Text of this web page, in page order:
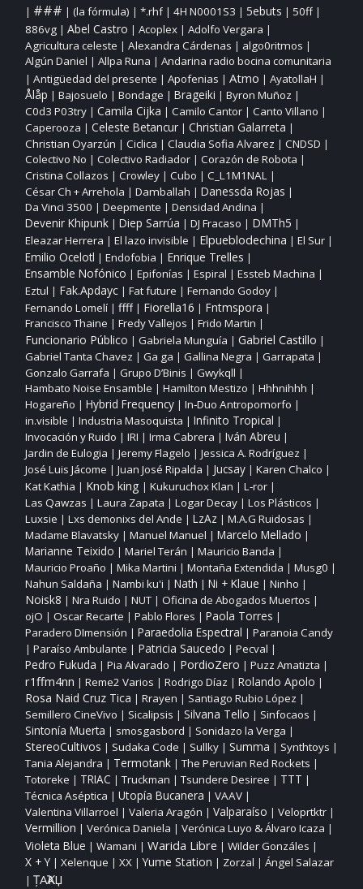
| ### | (la fórmula) | *.rhf| 4H N0001S3 | 5ebuts | 50ff|
886vg| Abel Castro | Acoplex| Adolfo Vergara |
Agricultura celeste | Alexandra Cárdenas | algo0ritmos |
Algún Daniel | Allpa Runa | Andarina radio bocina comunitaria
| Antigüedad del presente | Apofenias | Atmo | AyatollaH |
Ålåp | Bajosuelo | Bondage | Brageiki | Byron Muñoz |
C0d3 P03try| Camila Cijka | Camilo Cantor| Canto Villano |
Caperooza | Celeste Betancur| Christian Galarreta |
Christian Oyarzún | Ciclica | Claudia Sofia Alvarez | CNDSD |
Colectivo No | Colectivo Radiador| Corazón de Robota |
Cristina Collazos | Crowley| Cubo | C_L1M1NAL |
César Ch + Arrehola | Damballah | Danessda Rojas |
Da Vinci 3500 | Deepmente | Densidad Andina |
Devenir Khipunk| Diep Sarrúa | DJ Fracaso | DMTh5 |
Eleazar Herrera | El lazo invisible | Elpueblodechina | El Sur|
Emilio Ocelotl | Endofobia | Enrique Trelles |
Ensamble Nofónico | Epifonías | Espiral | Essteb Machina |
Eztul | Fak.Apdayc| Fat future | Fernando Godoy|
Fernando Lomelí| ffff| Fiorella16 | Fntmspora |
Francisco Thaine | Fredy Vallejos | Frido Martin |
Funcionario Público | Gabriela Munguía | Gabriel Castillo |
Gabriel Tanta Chavez | Ga ga | Gallina Negra | Garrapata |
Gonzalo Garrafa | Grupo D’Binis | Gwykqll |
Hambato Noise Ensamble | Hamilton Mestizo | Hhhnihhh |
Hogareño | Hybrid Frequency| In‑Duo Antropomorfo |
in.visible | Industria Masoquista | Infinito Tropical |
Invocación y Ruido | IRI | Irma Cabrera | Iván Abreu |
Jardin de Eulogia | Jeremy Flagelo | Jessica A. Rodríguez |
José Luis Jácome | Juan José Ripalda | Jucsay| Karen Chalco |
Kat Kathia | Knob king | Kukuruchox Klan | L‑ror|
Las Qawzas | Laura Zapata | Logar Decay| Los Plásticos |
Luxsie | Lxs demonixs del Ande | LzAz | M.A.G Ruidosas |
Madame Blavatsky| Manuel Manuel | Marcelo Mellado |
Marianne Teixido | Mariel Terán | Mauricio Banda |
Mauricio Proaño | Mika Martini | Montaña Extendida | Musg0 |
Nahun Saldaña | Nambi ku'i | Nath | Ni + Klaue | Ninho |
Noisk8 | Nra Ruido | NUT| Oficina de Abogados Muertos |
ojO | Oscar Recarte | Pablo Flores | Paola Torres |
Paradero DImensión | Paraedolia Espectral | Paranoia Candy
| Paraíso Ambulante | Patricia Saucedo | Pecval |
Pedro Fukuda | Pia Alvarado | PordioZero | Puzz Amatizta |
r1ffm4nn | Reme2 Varios | Rodrigo Díaz | Rolando Apolo |
Rosa Naid Cruz Tica | Rrayen | Santiago Rubio López |
Semillero CineVivo | Sicalipsis | Silvana Tello | Sinfocaos |
Sintonía Muerta | smosgasbord | Sonidazo la Verga |
StereoCultivos | Sudaka Code | Sullky| Summa | Synthtoys |
Tania Alejandra | Termotank| The Peruvian Red Rockets |
Totoreke | TRIAC | Truckman | Tsundere Desiree | TTT |
Técnica Aséptica | Utopía Bucanera | VAAV|
Valentina Villarroel | Valeria Aragón | Valparaíso | Veloprtktr|
Vermillion | Verónica Daniela | Verónica Luyo & Álvaro Icaza |
Violeta Blue | Wamani | Warida Libre | Wilder Gonzáles |
X + Y| Xelenque | XX| Yume Station | Zorzal | Ángel Salazar
| ȚAҠAЏ